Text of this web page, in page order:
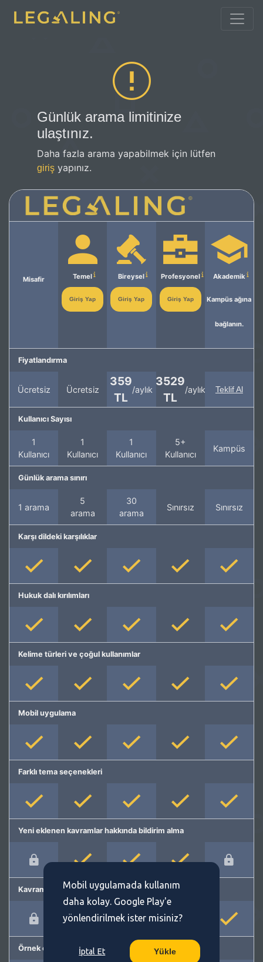
Günlük arama limitinize
ulaştınız.
Daha fazla arama yapabilmek için lütfen
giriş yapınız.
Misafir Temel
Giriş Yap
Bireysel
Giriş Yap
Profesyonel
Giriş Yap
Akademik
Kampüs ağına
bağlanın.
Fiyatlandırma
Ücretsiz Ücretsiz
359
TL
/aylık
3529
TL
/aylık Teklif Al
Kullanıcı Sayısı
1
Kullanıcı
1
Kullanıcı
1
Kullanıcı
5+
Kullanıcı
Kampüs
Günlük arama sınırı
1 arama
5
arama
30
arama
Sınırsız Sınırsız
Karşı dildeki karşılıklar
Hukuk dalı kırılımları
Kelime türleri ve çoğul kullanımlar
Mobil uygulama
Farklı tema seçenekleri
Yeni eklenen kavramlar hakkında bildirim alma
Kavram önerme
Örnek cümleler
Mobil uygulamada kullanım
daha kolay. Google Play'e
yönlendirilmek ister misiniz?
İptal Et Yükle